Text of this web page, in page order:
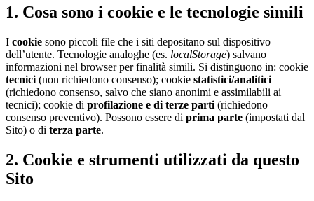
1. Cosa sono i cookie e le tecnologie simili
I cookie sono piccoli file che i siti depositano sul dispositivo
dell’utente. Tecnologie analoghe (es. localStorage) salvano
informazioni nel browser per finalità simili. Si distinguono in: cookie
tecnici (non richiedono consenso); cookie statistici/analitici
(richiedono consenso, salvo che siano anonimi e assimilabili ai
tecnici); cookie di profilazione e di terze parti (richiedono
consenso preventivo). Possono essere di prima parte (impostati dal
Sito) o di terza parte.
2. Cookie e strumenti utilizzati da questo
Sito